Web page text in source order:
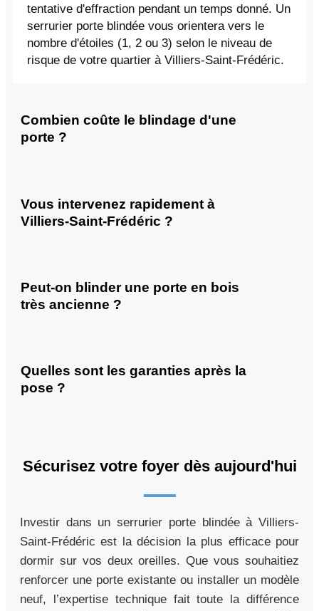
tentative d'effraction pendant un temps donné. Un
serrurier porte blindée vous orientera vers le
nombre d'étoiles (1, 2 ou 3) selon le niveau de
risque de votre quartier à Villiers-Saint-Frédéric.
Combien coûte le blindage d'une
porte ?
Vous intervenez rapidement à
Villiers-Saint-Frédéric ?
Peut-on blinder une porte en bois
très ancienne ?
Quelles sont les garanties après la
pose ?
Sécurisez votre foyer dès aujourd'hui
Investir dans un serrurier porte blindée à Villiers-
Saint-Frédéric est la décision la plus efficace pour
dormir sur vos deux oreilles. Que vous souhaitiez
renforcer une porte existante ou installer un modèle
neuf, l’expertise technique fait toute la différence